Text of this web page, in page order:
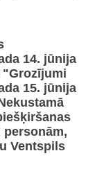
14. jūnija
"Grozījumi
15. jūnija
Ventspils